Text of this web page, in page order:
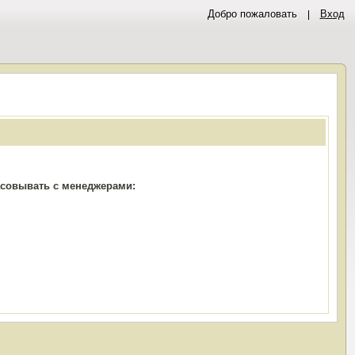
Добро пожаловать Вход
с менеджерами: